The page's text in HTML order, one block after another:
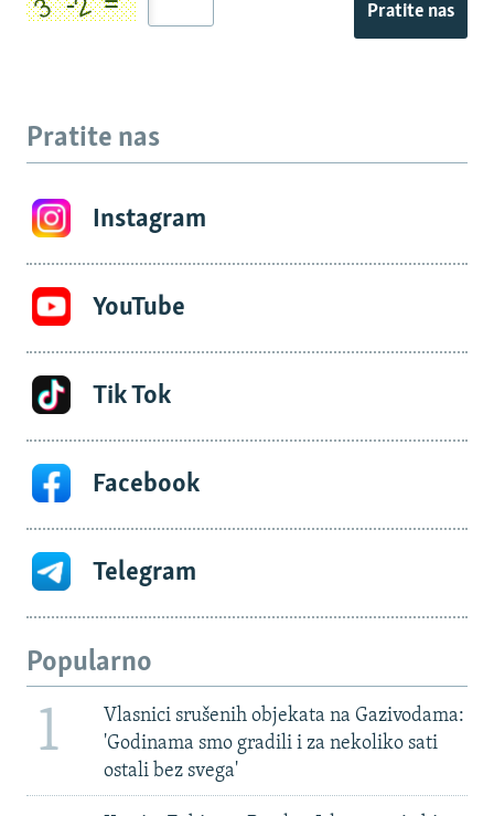
Pratite nas
Pratite nas
Instagram
YouTube
Tik Tok
Facebook
Telegram
Popularno
1
Vlasnici srušenih objekata na Gazivodama:
'Godinama smo gradili i za nekoliko sati
ostali bez svega'